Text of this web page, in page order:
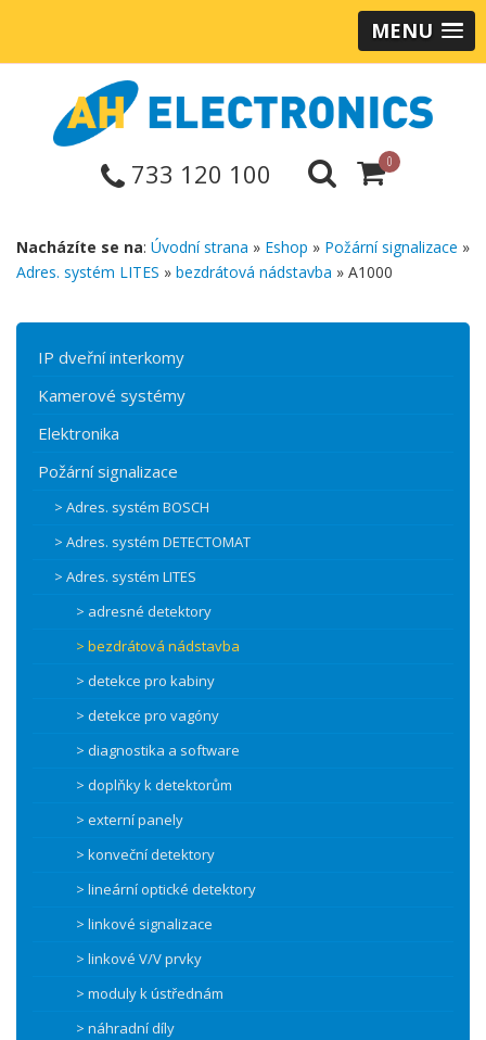
MENU
733 120 100 0
Nacházíte se na: Úvodní strana » Eshop » Požární signalizace »
Adres. systém LITES » bezdrátová nádstavba » A1000
IP dveřní interkomy
Kamerové systémy
Elektronika
Požární signalizace
> Adres. systém BOSCH
> Adres. systém DETECTOMAT
> Adres. systém LITES
> adresné detektory
> bezdrátová nádstavba
> detekce pro kabiny
> detekce pro vagóny
> diagnostika a software
> doplňky k detektorům
> externí panely
> konveční detektory
> lineární optické detektory
> linkové signalizace
> linkové V/V prvky
> moduly k ústřednám
> náhradní díly